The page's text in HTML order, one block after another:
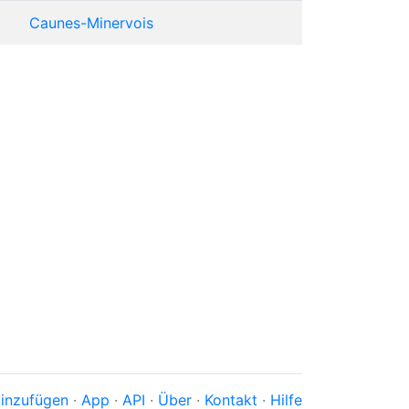
Caunes-Minervois
· App · API · Über · Kontakt · Hilfe